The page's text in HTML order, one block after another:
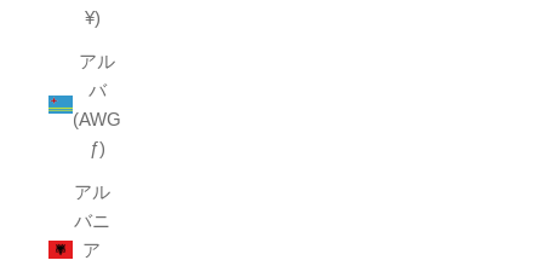
¥)
アル
バ
(AWG
ƒ)
アル
バニ
ア